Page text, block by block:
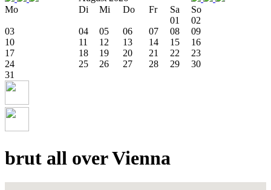
Mo
Di Mi Do Fr Sa
So
01
02
03
04 05 06 07 08
09
10
11 12 13 14 15
16
17
18 19 20 21 22
23
24
25 26 27 28 29
30
31
brut all over Vienna